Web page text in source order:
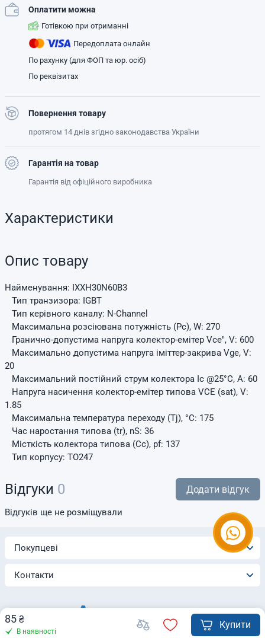
Оплатити можна
Готівкою при отриманні
Передоплата онлайн
По рахунку (для ФОП та юр. осіб)
По реквізитах
Повернення товару
протягом 14 днів згідно законодавства України
Гарантія на товар
Гарантія від офіційного виробника
Характеристики
Опис товару
Найменування: IXXH30N60B3
Тип транзизора: IGBT
Тип керівного каналу: N-Channel
Максимальна розсіювана потужність (Pc), W: 270
Гранично-допустима напруга колектор-емітер Vce", V: 600
Максимально допустима напруга іміттер-закрива Vge, V:
20
Максимальний постійний струм колектора Ic @25°C, A: 60
Напруга насичення колектор-емітер типова VCE (sat), V:
1.85
Максимальна температура переходу (Tj), °C: 175
Час наростання типова (tr), nS: 36
Місткість колектора типова (Cc), pf: 137
Тип корпусу: TO247
Відгуки 0 Додати відгук
Відгуків ще не розміщували
85 ₴
В наявності
Купити
Покупцеві
Контакти
© 2026 Інтернет-магазин «Automatica»